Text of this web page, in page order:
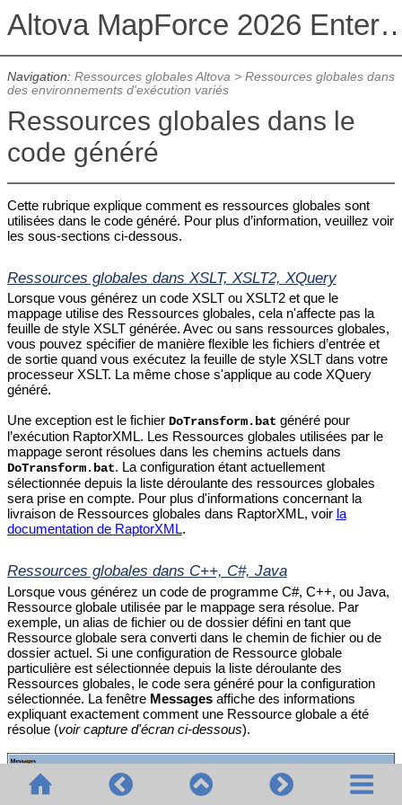
Altova MapForce 2026
Navigation: Ressources globales Altova> Ressources globales dans
des environnements d'exécution variés
Ressources globales dans le
code généré
Cette rubrique explique comment es ressources globales sont
utilisées dans le code généré. Pour plus d’information, veuillez voir
les sous-sections ci-dessous.
Ressources globales dans XSLT, XSLT2, XQuery
Lorsque vous générez un code XSLT ou XSLT2 et que le
mappage utilise des Ressources globales, cela n'affecte pas la
feuille de style XSLT générée. Avec ou sans ressources globales,
vous pouvez spécifier de manière flexible les fichiers d’entrée et
de sortie quand vous exécutez la feuille de style XSLT dans votre
processeur XSLT. La même chose s'applique au code XQuery
généré.
Une exception est le fichier DoTransform.bat généré pour
l’exécution RaptorXML. Les Ressources globales utilisées par le
mappage seront résolues dans les chemins actuels dans
DoTransform.bat. La configuration étant actuellement
sélectionnée depuis la liste déroulante des ressources globales
sera prise en compte. Pour plus d'informations concernant la
livraison de Ressources globales dans RaptorXML, voir la
documentation de RaptorXML.
Ressources globales dans C++, C#, Java
Lorsque vous générez un code de programme C#, C++, ou Java,
Ressource globale utilisée par le mappage sera résolue. Par
exemple, un alias de fichier ou de dossier défini en tant que
Ressource globale sera converti dans le chemin de fichier ou de
dossier actuel. Si une configuration de Ressource globale
particulière est sélectionnée depuis la liste déroulante des
Ressources globales, le code sera généré pour la configuration
sélectionnée. La fenêtre Messagesaffiche des informations
expliquant exactement comment une Ressource globale a été
résolue (voir capture d'écran ci-dessous).